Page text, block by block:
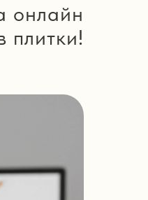
онлайн
плитки!